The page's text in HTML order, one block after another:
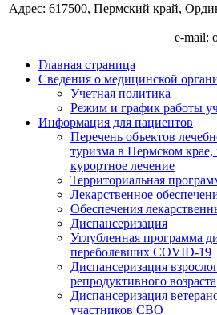
Адрес: 617500, Пермский край,
e-mail:
Главная страница
Сведения о медицинской
Учетная политика
Режим и график работы
Информация для пациентов
Перечень объектов
туризма в Пермском
курортное лечение
Территориальная
Лекарственное
Обеспечения
Диспансеризация
Углубленная программа
переболевших COVID-19
Диспансеризация
репродуктивного возраста
Диспансеризация
участников СВО